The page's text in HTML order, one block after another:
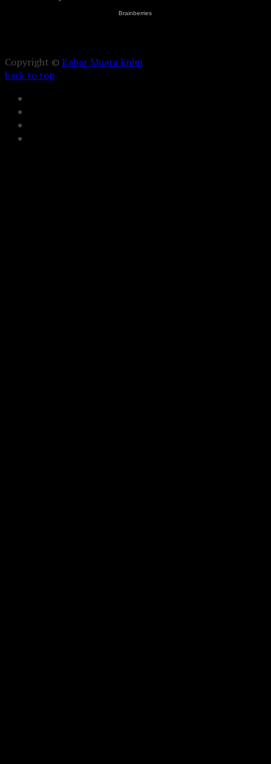
Copyright ©Kabar Muara Enim
back to top